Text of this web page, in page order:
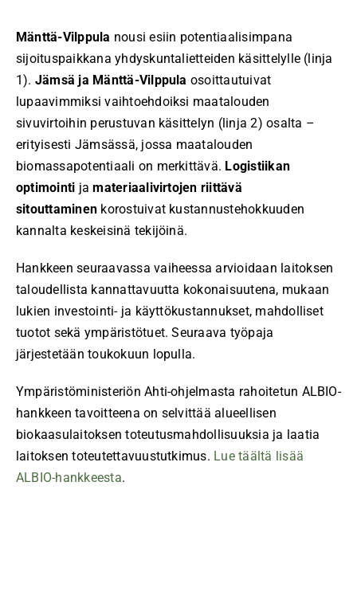
Mänttä-Vilppula nousi esiin potentiaalisimpana
sijoituspaikkana yhdyskuntalietteiden käsittelylle (linja
1). Jämsä ja Mänttä-Vilppula osoittautuivat
lupaavimmiksi vaihtoehdoiksi maatalouden
sivuvirtoihin perustuvan käsittelyn (linja 2) osalta –
erityisesti Jämsässä, jossa maatalouden
biomassapotentiaali on merkittävä. Logistiikan
optimointi jamateriaalivirtojen riittävä
sitouttaminen korostuivat kustannustehokkuuden
kannalta keskeisinä tekijöinä.
Hankkeen seuraavassa vaiheessa arvioidaan laitoksen
taloudellista kannattavuutta kokonaisuutena, mukaan
lukien investointi- ja käyttökustannukset, mahdolliset
tuotot sekä ympäristötuet. Seuraava työpaja
järjestetään toukokuun lopulla.
Ympäristöministeriön Ahti-ohjelmasta rahoitetun ALBIO-
hankkeen tavoitteena on selvittää alueellisen
biokaasulaitoksen toteutusmahdollisuuksia ja laatia
laitoksen toteutettavuustutkimus. Lue täältä lisää
ALBIO-hankkeesta.